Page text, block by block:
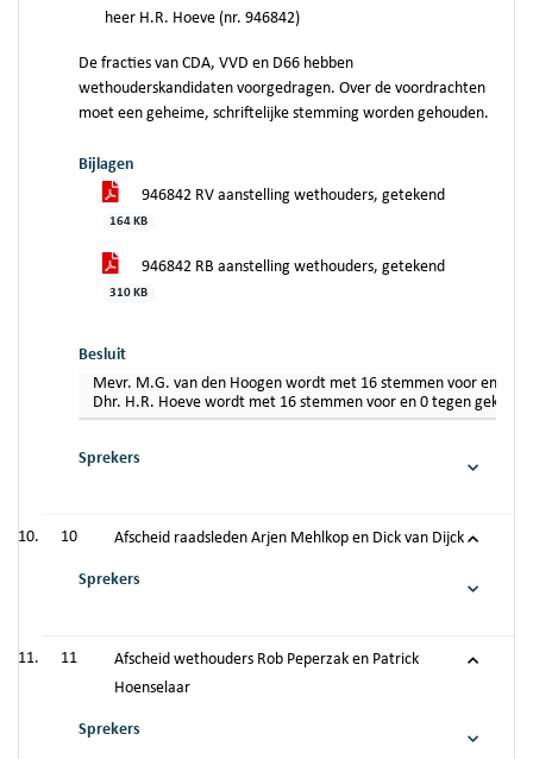
heer H.R. Hoeve (nr. 946842)
De fracties van CDA, VVD en D66 hebben
wethouderskandidaten voorgedragen. Over de voordrachten
moet een geheime, schriftelijke stemming worden gehouden.
Bijlagen
946842 RV aanstelling wethouders, getekend
164 KB
946842 RB aanstelling wethouders, getekend
310 KB
Besluit
Mevr. M.G. van den Hoogen wordt met 16 stemmen voor en 0
Dhr. H.R. Hoeve wordt met 16 stemmen voor en 0 tegen gekozen
Sprekers
10 Afscheid raadsleden Arjen Mehlkop en Dick van Dijck
Sprekers
11
Afscheid wethouders Rob Peperzak en Patrick
Hoenselaar
Sprekers